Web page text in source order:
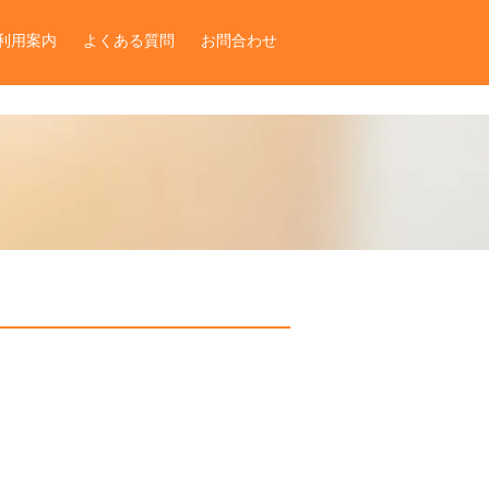
用案内 よくある質問 お問合わせ